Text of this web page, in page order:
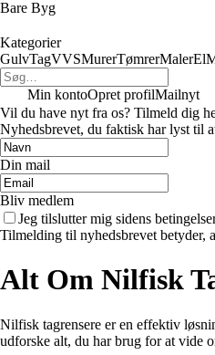
Bare Byg
Kategorier
GulvTagVVSMurerTømrerMalerEl
Min kontoOpret profilMailnyt
Vil du have nyt fra os? Tilmeld dig
Nyhedsbrevet, du faktisk har lyst til
Din mail
Bliv medlem
Jeg tilslutter mig sidens
Tilmelding til nyhedsbrevet betyder,
Alt Om Nilfisk
Nilfisk tagrensere er en effektiv
udforske alt, du har brug for at vide